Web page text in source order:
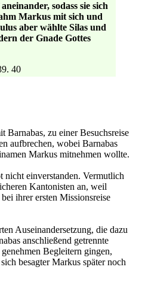
sodass sie sich
Markus mit sich und
aber wählte Silas und
der Gnade Gottes
40
Barnabas, zu einer Besuchsreise
aufbrechen, wobei Barnabas
Markus mitnehmen wollte.
nicht einverstanden. Vermutlich
Kantonisten an, weil
ihrer ersten Missionsreise
Auseinandersetzung, die dazu
anschließend getrennte
Begleitern gingen,
besagter Markus später noch